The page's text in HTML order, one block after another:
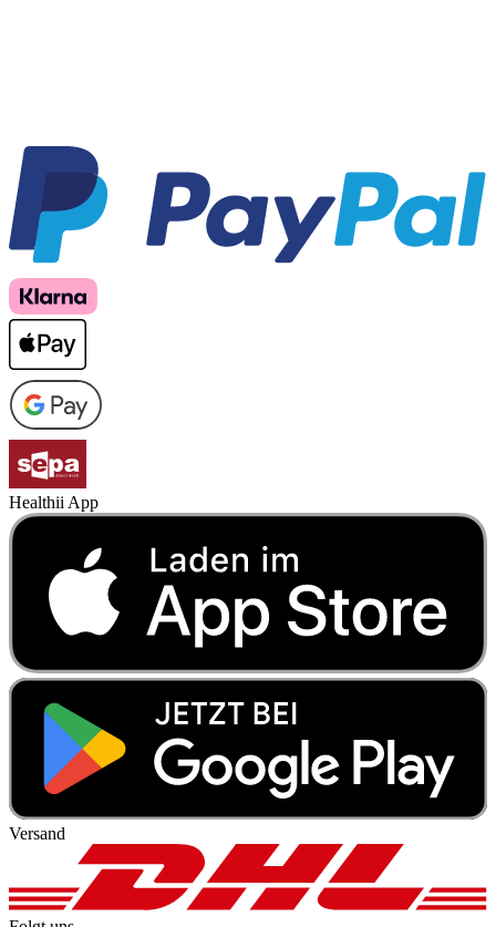
Healthii App
Versand